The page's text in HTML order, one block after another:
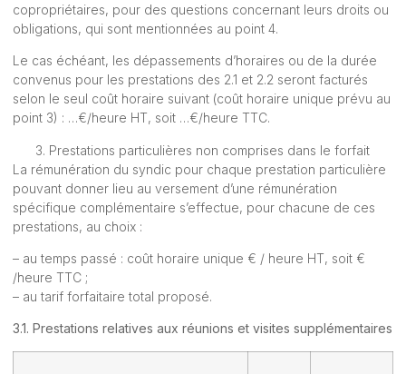
copropriétaires, pour des questions concernant leurs droits ou
obligations, qui sont mentionnées au point 4.
Le cas échéant, les dépassements d’horaires ou de la durée
convenus pour les prestations des 2.1 et 2.2 seront facturés
selon le seul coût horaire suivant (coût horaire unique prévu au
point 3) : …€/heure HT, soit …€/heure TTC.
Prestations particulières non comprises dans le forfait
La rémunération du syndic pour chaque prestation particulière
pouvant donner lieu au versement d’une rémunération
spécifique complémentaire s’effectue, pour chacune de ces
prestations, au choix :
– au temps passé : coût horaire unique € / heure HT, soit €
/heure TTC ;
– au tarif forfaitaire total proposé.
3.1. Prestations relatives aux réunions et visites supplémentaires